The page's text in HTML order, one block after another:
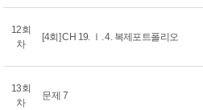
12회
차
[4회] CH 19. Ⅰ. 4. 복제포트폴리오
13회
차
문제 7